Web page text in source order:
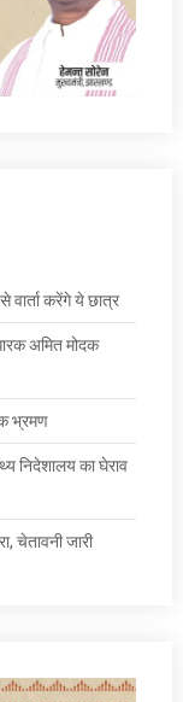
करेंगे ये छात्र
अमित मोदक
भ्रमण
निदेशालय का घेराव
चेतावनी जारी